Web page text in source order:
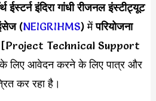
ईस्टर्न इंदिरा गांधी रीजनल इंस्टीट्यूट
(NEIGRIHMS) मेंपरियोजना
[Project Technical Support
लिए आवेदन करने के लिए पात्र और
कर रहा है।